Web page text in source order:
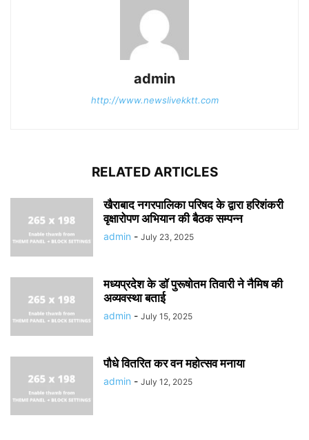
admin
http://www.newslivekktt.com
RELATED ARTICLES
खैराबाद नगरपालिका परिषद के द्वारा हरिशंकरी
वृक्षारोपण अभियान की बैठक सम्पन्न
admin - July 23, 2025
मध्यप्रदेश के डॉ पुरूषोतम तिवारी ने नैमिष की
अव्यवस्था बताई
admin - July 15, 2025
पौधे वितरित कर वन महोत्सव मनाया
admin - July 12, 2025